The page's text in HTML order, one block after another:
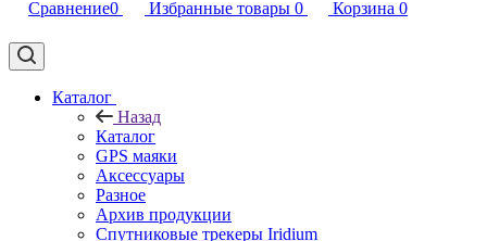
Сравнение0 Избранные товары 0 Корзина 0
Каталог
Назад
Каталог
GPS маяки
Аксессуары
Разное
Архив продукции
Спутниковые трекеры Iridium